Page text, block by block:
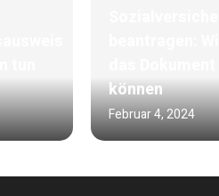
können
Februar 4, 2024